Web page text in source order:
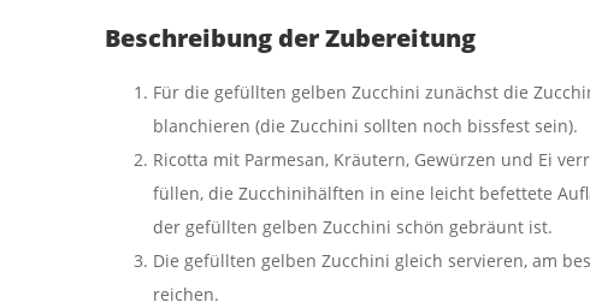
Beschreibung der Zubereitung
Für die gefüllten gelben Zucchini zunächst die
blanchieren (die Zucchini sollten noch bissfest sein).
Ricotta mit Parmesan, Kräutern, Gewürzen und Ei
füllen, die Zucchinihälften in eine leicht befettete
der gefüllten gelben Zucchini schön gebräunt ist.
Die gefüllten gelben Zucchini gleich servieren, am
reichen.